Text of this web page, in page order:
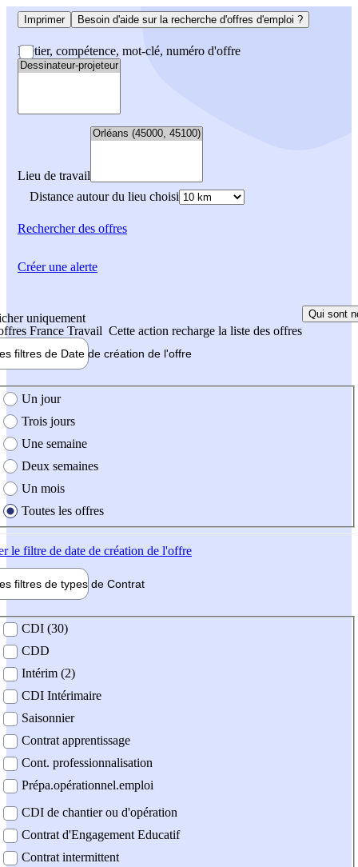
Imprimer Besoin d'aide sur la recherche d'offres d'emploi ?
Métier, compétence, mot-clé, numéro d'offre
Lieu de travail
Distance autour du lieu choisi
Rechercherdes offres
uniquement
France Travail Cette action recharge la liste des offres
Qui sont
filtres de Date de création de l'offre
création de l'offre
Un jour
Trois jours
Une semaine
Deux semaines
Un mois
Toutes les offres
le filtre de date de création de l'offre
filtres de types de Contrat
contrat
CDI (30)
CDD
Intérim (2)
CDI Intérimaire
Saisonnier
Contrat apprentissage
Cont. professionnalisation
Prépa.opérationnel.emploi
CDI de chantier ou d'opération
Contrat d'Engagement Educatif
Contrat intermittent
Créer une alerte